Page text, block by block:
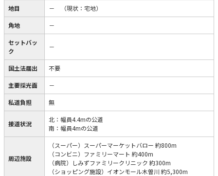
地目 － （現状：宅地）
角地 －
セットバッ
ク
－
国土法届出 不要
主要採光面 －
私道負担 無
接道状況
北：幅員4.4mの公道
南：幅員4mの公道
周辺施設
（スーパー）スーパーマーケットバロー 約800m
（コンビニ）ファミリーマート 約400m
（病院）しみずファミリークリニック 約300m
（ショッピング施設）イオンモール木曽川 約5,300m